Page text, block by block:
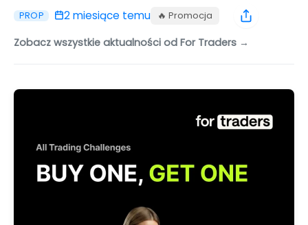
PROP 2 miesiące temu 🔥 Promocja
Zobacz wszystkie aktualności od For Traders →